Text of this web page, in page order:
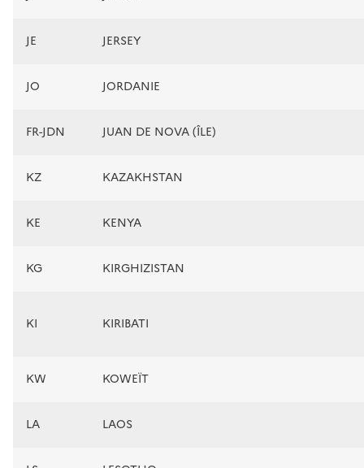
JE JERSEY
JO JORDANIE
FR-JDN JUAN DE NOVA (ÎLE)
KZ KAZAKHSTAN
KE KENYA
KG KIRGHIZISTAN
KI KIRIBATI
KW KOWEÏT
LA LAOS